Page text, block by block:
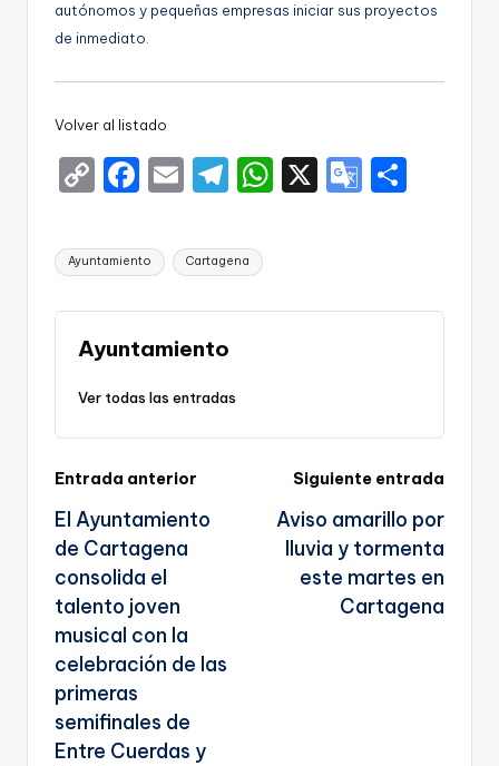
autónomos y pequeñas empresas iniciar sus proyectos
de inmediato.
Volver al listado
C
p
y
Li
n
k
F
c
e
b
o
o
E
ai
l
T
e
gr
a
W
A
X
G
e
a
te
Etiquetas:
Ayuntamiento Cartagena
Ayuntamiento
Ver todas las entradas
Navegación
de
entradas
Entrada anterior
El Ayuntamiento
de Cartagena
consolida el
talento joven
musical con la
celebración de las
primeras
semifinales de
Entre Cuerdas y
Siguiente entrada
Aviso amarillo por
lluvia y tormenta
este martes en
Cartagena